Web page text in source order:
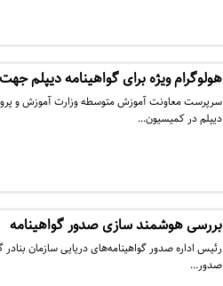
هولوگرام ویژه برای گواهینامه دیپلم
سرپرست معاونت آموزش متوسطه وزارت آموزش و
دیپلم در کمیسیون…
بررسی هوشمند سازی صدور گواهینامه
رئیس اداره صدور گواهینامه‌های دریایی سازمان
صدور…